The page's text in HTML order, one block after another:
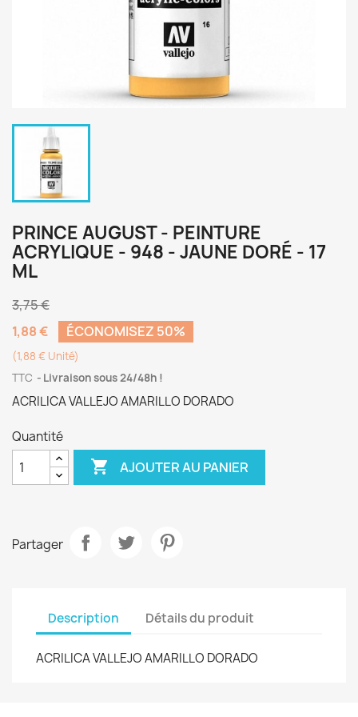
PRINCE AUGUST - PEINTURE
ACRYLIQUE - 948 - JAUNE DORÉ - 17
ML
3,75 €
1,88 €
ÉCONOMISEZ 50%
(1,88 € Unité)
TTC
Livraison sous 24/48h !
ACRILICA VALLEJO AMARILLO DORADO
Quantité
 AJOUTER AU PANIER
Partager
Description Détails du produit
ACRILICA VALLEJO AMARILLO DORADO